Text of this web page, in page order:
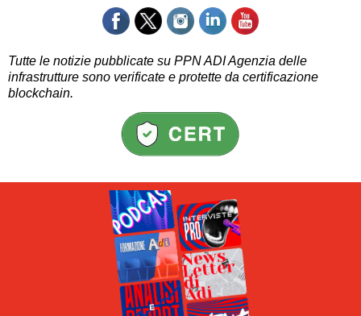
Tutte le notizie pubblicate su PPN ADI Agenzia delle
infrastrutture sono verificate e protette da certificazione
blockchain.